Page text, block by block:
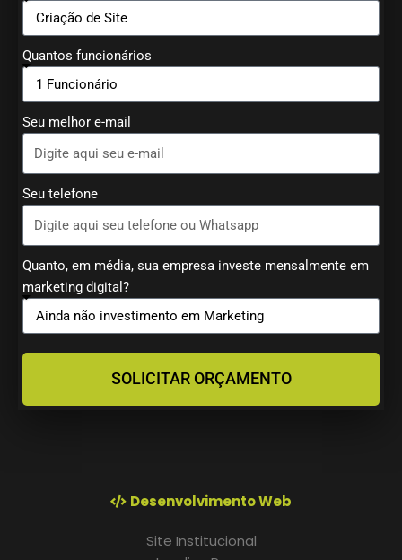
Quantos funcionários
Seu melhor e-mail
Seu telefone
Quanto, em média, sua empresa investe mensalmente em
marketing digital?
SOLICITAR ORÇAMENTO
Desenvolvimento Web
Site Institucional